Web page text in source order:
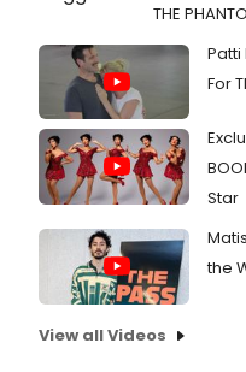
THE
Patti
For
Star
the
View all Videos